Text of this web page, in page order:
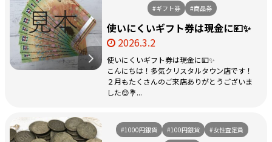
#ギフト券
#商品券
使いにくいギフト券は現金に💴✨
2026.3.2
使いにくいギフト券は現金に💴✨
こんにちは！多気クリスタルタウン店です！
２月もたくさんのご来店ありがとうございま
した😌💐...
#1000円銀貨 #100円銀貨
#女性査定員